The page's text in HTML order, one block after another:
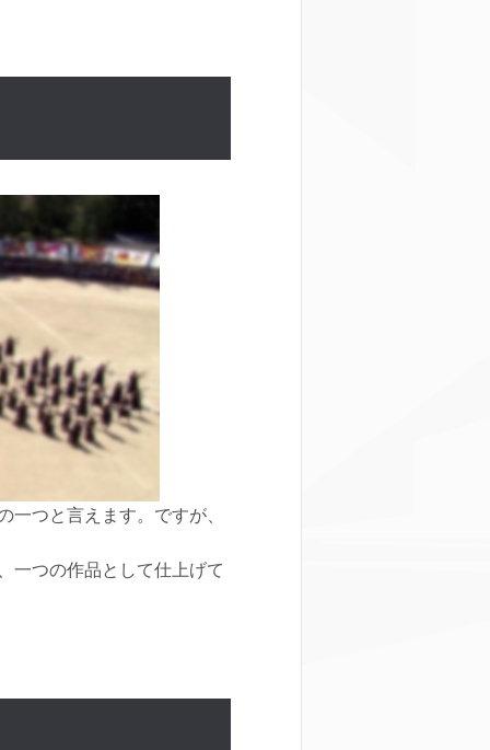
つと言えます。ですが、
一つの作品として仕上げて